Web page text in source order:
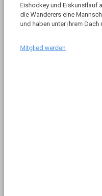
Eishockey und Eiskunstlauf
die Wanderers eine
und haben unter ihrem Dach
Mitglied werden